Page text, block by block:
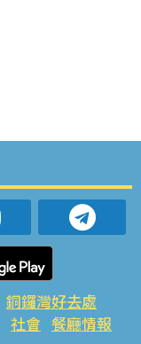
銅鑼灣好去處
社會 餐廳情報